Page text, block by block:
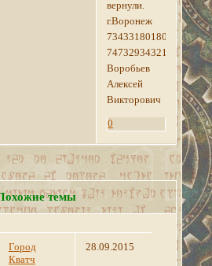
вернули.
г.Воронеж
73433180180
74732934321
Воробьев
Алексей
Викторович
0
темы
Город
Кватч
28.09.2015